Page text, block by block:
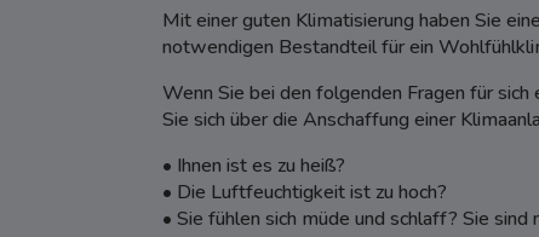
Mit einer guten Klimatisierung haben Sie
notwendigen Bestandteil für ein
Wenn Sie bei den folgenden Fragen für sich
Sie sich über dieAnschaffung einer
• Ihnen ist es zu heiß?
• Die Luftfeuchtigkeit ist zu hoch?
• Sie fühlen sich müde und schlaff? Sie sind